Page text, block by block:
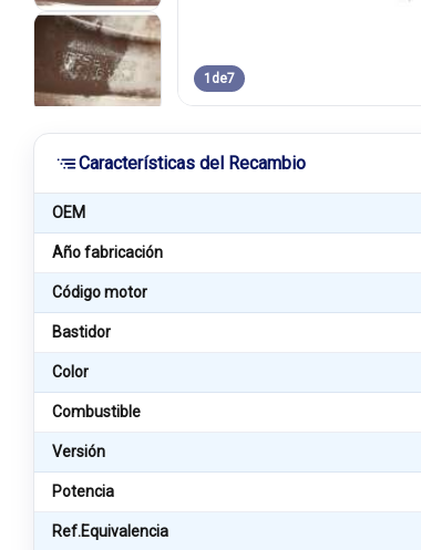
1 de7
Características del Recambio
OEM
Año fabricación
Código motor
Bastidor
Color
Combustible
Versión
Potencia
Ref.Equivalencia